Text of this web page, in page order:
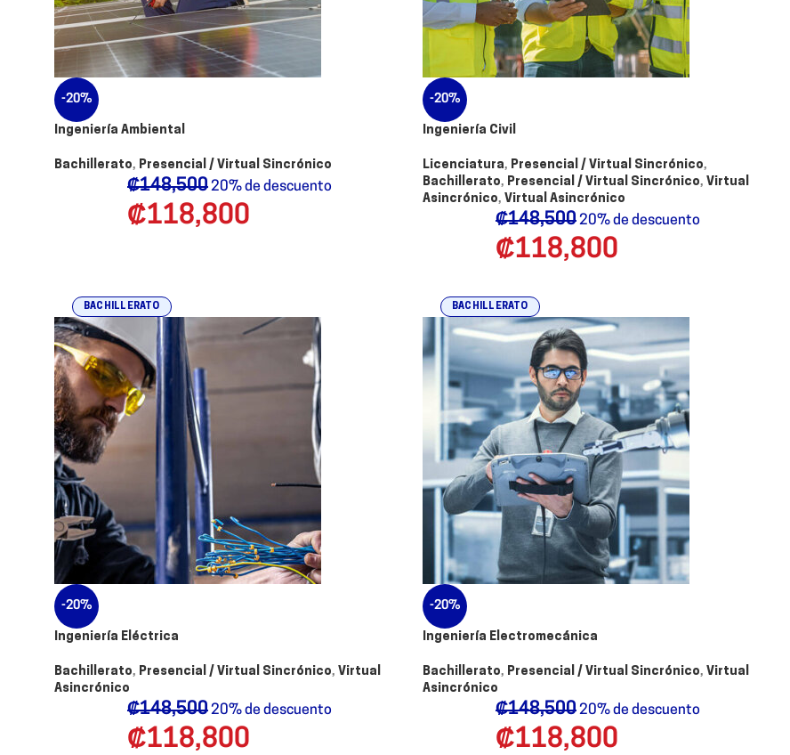
-20%
Ingeniería Ambiental
Bachillerato, Presencial / Virtual Sincrónico
₡148,50020% de descuento
₡118,800
-20%
Ingeniería Civil
Licenciatura, Presencial / Virtual Sincrónico,
Bachillerato, Presencial / Virtual Sincrónico, Virtual
Asincrónico, Virtual Asincrónico
₡148,50020% de descuento
₡118,800
BACHILLERATO
-20%
Ingeniería Eléctrica
Bachillerato, Presencial / Virtual Sincrónico, Virtual
Asincrónico
₡148,50020% de descuento
₡118,800
BACHILLERATO
-20%
Ingeniería Electromecánica
Bachillerato, Presencial / Virtual Sincrónico, Virtual
Asincrónico
₡148,50020% de descuento
₡118,800